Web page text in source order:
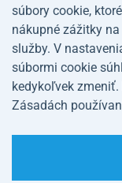
Športové
Obchodné
podmienky
cookie
súbory cookie,
nákupné zážitky
služby. V
súbormi cookie
kedykoľvek
Zásadách